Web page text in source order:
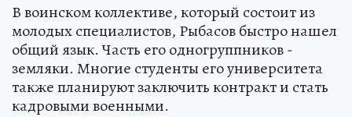
В воинском коллективе, который состоит из
молодых специалистов, Рыбасов быстро нашел
общий язык. Часть его одногруппников -
земляки. Многие студенты его университета
также планируют заключить контракт и стать
кадровыми военными.